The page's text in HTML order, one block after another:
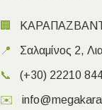
🏢
📍 Σαλαμίνος 2,
📞 (+30) 22210
✉️